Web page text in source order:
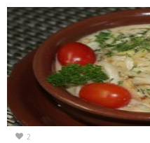
2